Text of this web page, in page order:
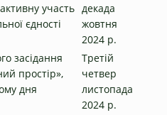
участь
єдності
декада
жовтня
2024 р.
засідання
простір»,
дня
Третій
четвер
листопада
2024 р.